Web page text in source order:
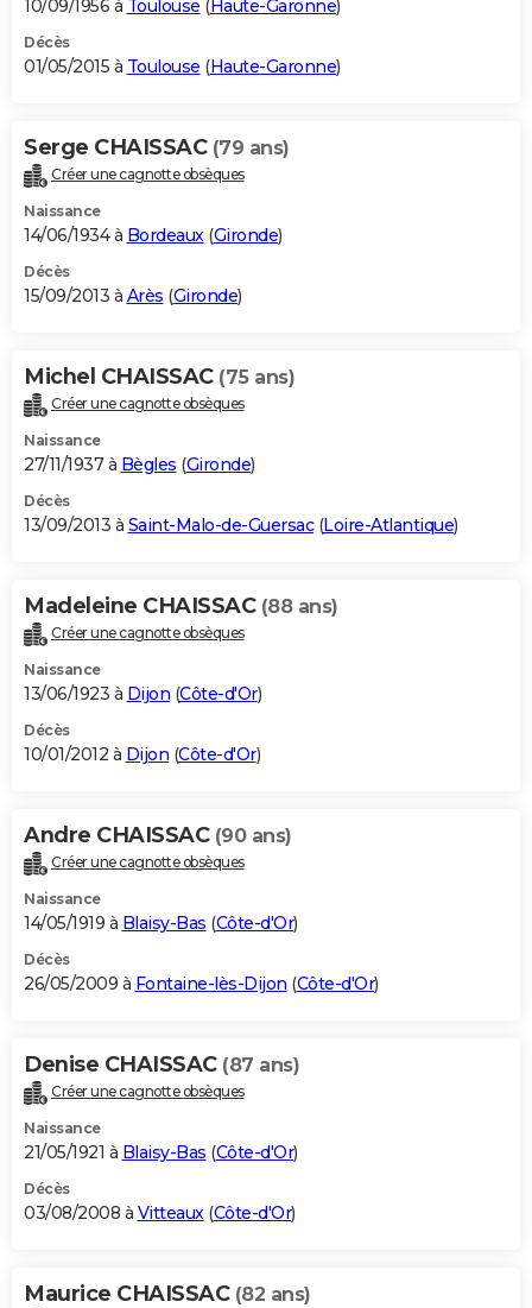
10/09/1956 à Toulouse ( Haute-Garonne)
Décès
01/05/2015 à Toulouse (Haute-Garonne)
Serge CHAISSAC (79 ans)
Créer une cagnotte obsèques
Naissance
14/06/1934 à Bordeaux(Gironde)
Décès
15/09/2013 à Arès (Gironde)
Michel CHAISSAC (75 ans)
Créer une cagnotte obsèques
Naissance
27/11/1937 à Bègles (Gironde)
Décès
13/09/2013 à Saint-Malo-de-Guersac(Loire-Atlantique)
Madeleine CHAISSAC (88 ans)
Créer une cagnotte obsèques
Naissance
13/06/1923 à Dijon (Côte-d'Or)
Décès
10/01/2012 à Dijon (Côte-d'Or)
Andre CHAISSAC (90 ans)
Créer une cagnotte obsèques
Naissance
14/05/1919 à Blaisy-Bas (Côte-d'Or)
Décès
26/05/2009 à Fontaine-lès-Dijon (Côte-d'Or)
Denise CHAISSAC (87 ans)
Créer une cagnotte obsèques
Naissance
21/05/1921 à Blaisy-Bas (Côte-d'Or)
Décès
03/08/2008 à Vitteaux (Côte-d'Or)
Maurice CHAISSAC (82 ans)